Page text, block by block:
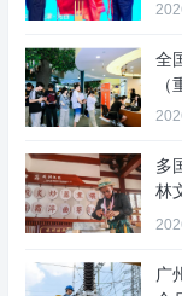
全
多
林
力
广